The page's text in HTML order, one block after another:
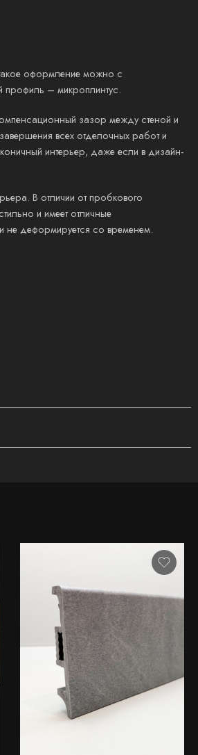
оформление можно с
профиль – микроплинтус.
зазор между стеной и
всех отделочных работ и
интерьер, даже если в дизайн-
В отличии от пробкового
и имеет отличные
не деформируется со временем.